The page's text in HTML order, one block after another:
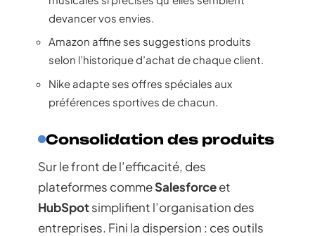
devancer vos envies.
Amazon affine ses suggestions produits
selon l’historique d’achat de chaque client.
Nike adapte ses offres spéciales aux
préférences sportives de chacun.
Consolidation des produits
Sur le front de l’efficacité, des
plateformes commeSalesforceet
HubSpotsimplifient l’organisation des
entreprises. Fini la dispersion : ces outils